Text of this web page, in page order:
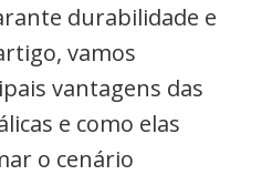
durabilidade e
vamos
vantagens das
e como elas
o cenário